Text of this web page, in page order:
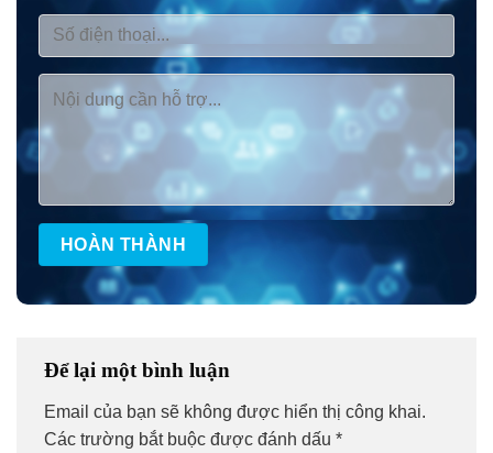
Để lại một bình luận
Email của bạn sẽ không được hiển thị công khai.
Các trường bắt buộc được đánh dấu *